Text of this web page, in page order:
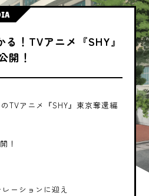
！TVアニメ『SHY』
開！
TVアニメ『SHY』東京奪還編
！
ーションに迎え